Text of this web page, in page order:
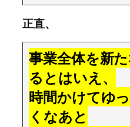
正直、
事業全体を新
るとはいえ、
時間かけてゆ
くなあと